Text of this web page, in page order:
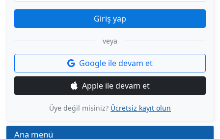
Giriş yap
veya
Google ile devam et
Apple ile devam et
Üye değil misiniz? Ücretsiz kayıt olun
Ana menü